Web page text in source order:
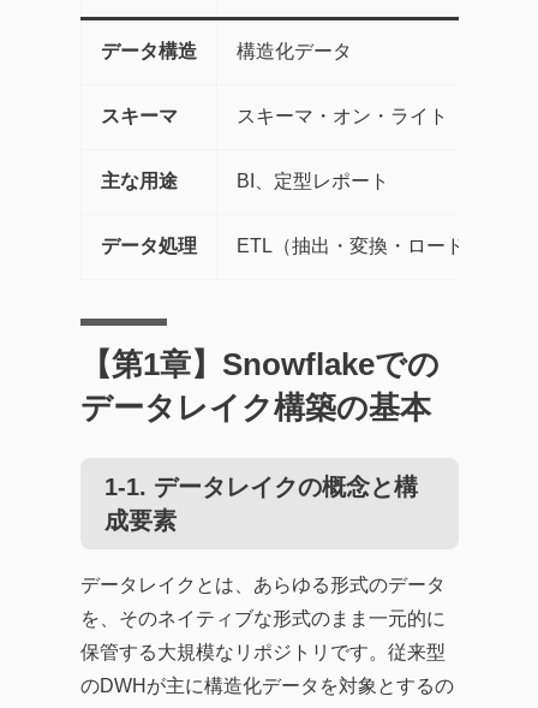
データ構造 構造化データ
スキーマ スキーマ・オン・ライト（書き込
主な用途 BI、定型レポート
データ処理 ETL（抽出・変換・ロード）
【第1章】Snowflakeでの
データレイク構築の基本
1-1. データレイクの概念と構
成要素
データレイクとは、あらゆる形式のデータ
を、そのネイティブな形式のまま一元的に
保管する大規模なリポジトリです。従来型
のDWHが主に構造化データを対象とするの